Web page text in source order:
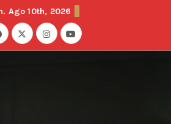
Ago 10th, 2026
herramientas